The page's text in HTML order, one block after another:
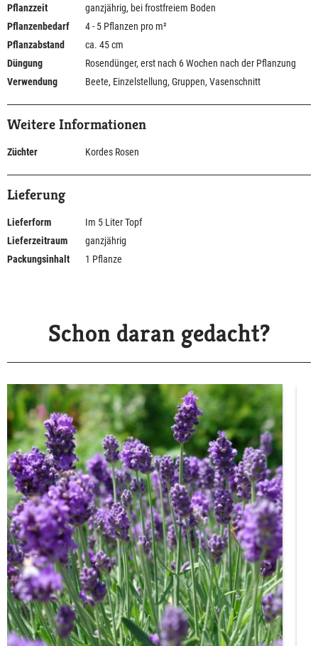
Pflanzzeit
ganzjährig, bei frostfreiem Boden
Pflanzenbedarf
4 - 5 Pflanzen pro m²
Pflanzabstand
ca. 45 cm
Düngung
Rosendünger, erst nach 6 Wochen nach der Pflanzung
Verwendung
Beete, Einzelstellung, Gruppen, Vasenschnitt
Weitere Informationen
Züchter Kordes Rosen
Lieferung
Lieferform
Im 5 Liter Topf
Lieferzeitraum
ganzjährig
Packungsinhalt
1 Pflanze
Schon daran gedacht?